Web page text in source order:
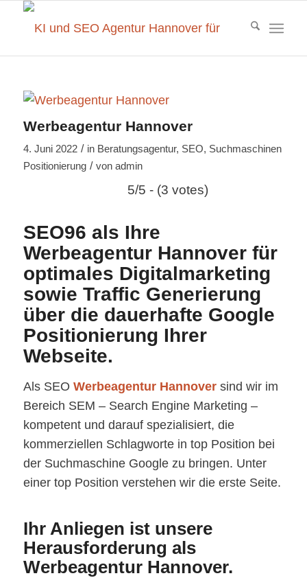
Werbeagentur Hannover
4. Juni 2022 / in Beratungsagentur, SEO, Suchmaschinen
Positionierung / von admin
5/5 - (3 votes)
SEO96 als Ihre
Werbeagentur Hannover für
optimales Digitalmarketing
sowie Traffic Generierung
über die dauerhafte Google
Positionierung Ihrer
Webseite.
Als SEO Werbeagentur Hannoversind wir im
Bereich SEM – Search Engine Marketing –
kompetent und darauf spezialisiert, die
kommerziellen Schlagworte in top Position bei
der Suchmaschine Google zu bringen. Unter
einer top Position verstehen wir die erste Seite.
Ihr Anliegen ist unsere
Herausforderung als
Werbeagentur Hannover.